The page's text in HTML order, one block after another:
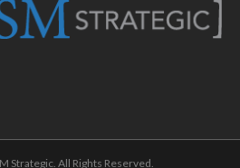
Strategic. All Rights Reserved.